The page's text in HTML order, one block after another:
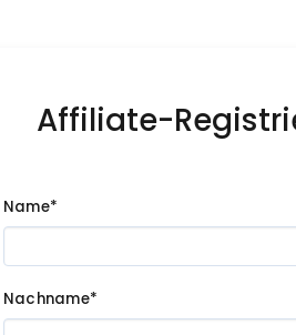
Affiliate-
Name*
Nachname*